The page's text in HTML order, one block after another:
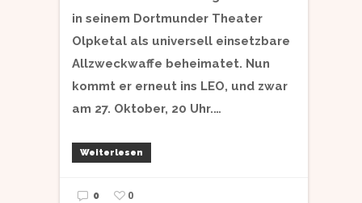
in seinem Dortmunder Theater
Olpketal als universell einsetzbare
Allzweckwaffe beheimatet. Nun
kommt er erneut ins LEO, und zwar
am 27. Oktober, 20 Uhr.…
Weiterlesen
0 0